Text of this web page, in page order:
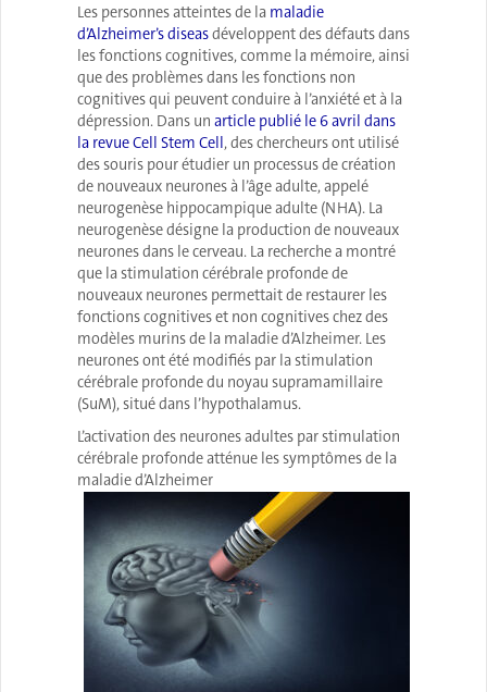
Les personnes atteintes de la maladie
d’Alzheimer’s diseasdéveloppent des défauts dans
les fonctions cognitives, comme la mémoire, ainsi
que des problèmes dans les fonctions non
cognitives qui peuvent conduire à l’anxiété et à la
dépression. Dans un article publié le 6 avril dans
la revue Cell Stem Cell, des chercheurs ont utilisé
des souris pour étudier un processus de création
de nouveaux neurones à l’âge adulte, appelé
neurogenèse hippocampique adulte (NHA). La
neurogenèse désigne la production de nouveaux
neurones dans le cerveau. La recherche a montré
que la stimulation cérébrale profonde de
nouveaux neurones permettait de restaurer les
fonctions cognitives et non cognitives chez des
modèles murins de la maladie d’Alzheimer. Les
neurones ont été modifiés par la stimulation
cérébrale profonde du noyau supramamillaire
(SuM), situé dans l’hypothalamus.
L’activation des neurones adultes par stimulation
cérébrale profonde atténue les symptômes de la
maladie d’Alzheimer